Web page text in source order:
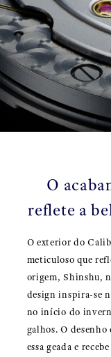
O
reflete a
O exterior do
meticuloso que
origem, Shinshu,
design inspira-se
no início do
galhos. O
essa geada e